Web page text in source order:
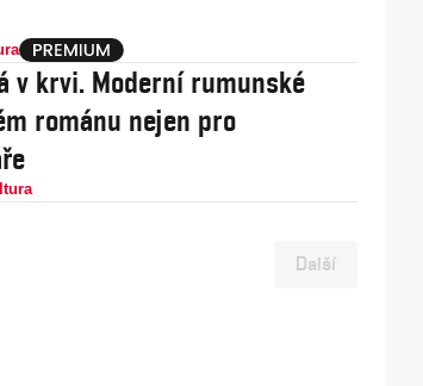
v krvi. Moderní rumunské
románu nejen pro
Další